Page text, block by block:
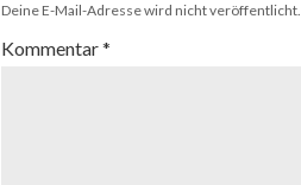
Deine E-Mail-Adresse wird nicht veröffentlicht.
Kommentar*